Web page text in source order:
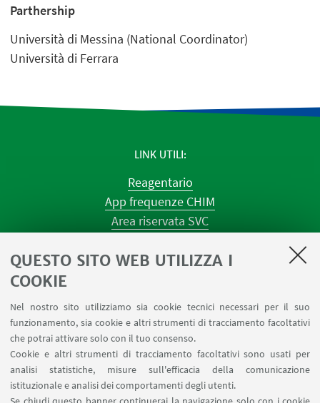
QUESTO SITO WEB UTILIZZA I
COOKIE
Nel nostro sito utilizziamo sia cookie tecnici necessari per il suo
funzionamento, sia cookie e altri strumenti di tracciamento facoltativi
che potrai attivare solo con il tuo consenso.
Cookie e altri strumenti di tracciamento facoltativi sono usati per
analisi statistiche, misure sull'efficacia della comunicazione
istituzionale e analisi dei comportamenti degli utenti.
Parthership
Università di Messina (National Coordinator)
Università di Ferrara
LINK UTILI
Reagentario
App frequenze CHIM
Area riservata SVC
Prenotazione spazi e Riunioni
Dismissione beni
Segnala un evento
SEGUI IL DIPARTIMENTO SU: